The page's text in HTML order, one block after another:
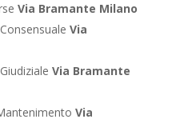
Via Bramante Milano
Via
Via Bramante
Via